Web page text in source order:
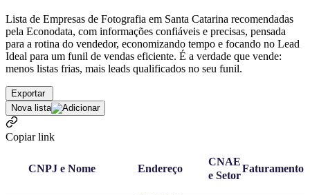
Lista de Empresas de Fotografia em Santa Catarina recomendadas
pela Econodata, com informações confiáveis e precisas, pensada
para a rotina do vendedor, economizando tempo e focando no Lead
Ideal para um funil de vendas eficiente. É a verdade que vende:
menos listas frias, mais leads qualificados no seu funil.
Exportar
Nova lista
Copiar link
CNPJ e Nome Endereço
CNAE
e Setor
Faturamento